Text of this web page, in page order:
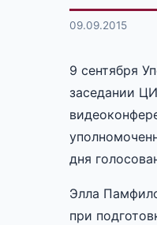
09.09.2015
9 сентября
заседании
дня
Элла
при